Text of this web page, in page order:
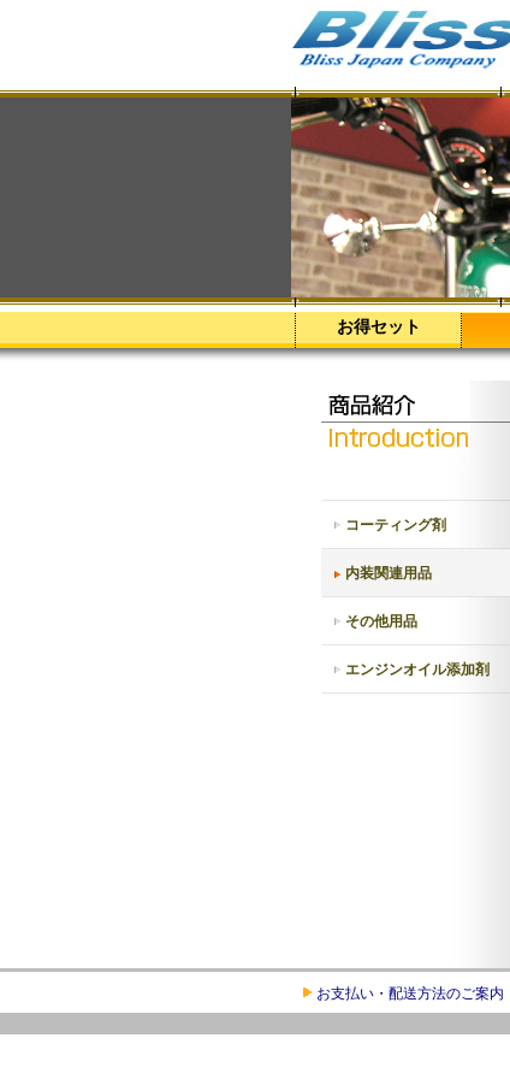
お得セット
コーティング剤
内装関連用品
その他用品
エンジンオイル添加剤
お支払い・配送方法のご案内